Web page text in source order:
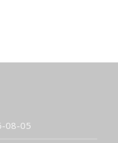
08-05